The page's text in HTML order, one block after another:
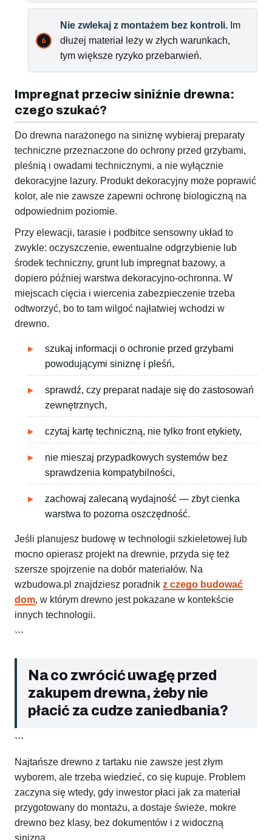
Nie zwlekaj z montażem bez kontroli. Im
dłużej materiał leży w złych warunkach,
tym większe ryzyko przebarwień.
Impregnat przeciw siniźnie drewna:
czego szukać?
Do drewna narażonego na siniznę wybieraj preparaty
techniczne przeznaczone do ochrony przed grzybami,
pleśnią i owadami technicznymi, a nie wyłącznie
dekoracyjne lazury. Produkt dekoracyjny może poprawić
kolor, ale nie zawsze zapewni ochronę biologiczną na
odpowiednim poziomie.
Przy elewacji, tarasie i podbitce sensowny układ to
zwykle: oczyszczenie, ewentualne odgrzybienie lub
środek techniczny, grunt lub impregnat bazowy, a
dopiero później warstwa dekoracyjno-ochronna. W
miejscach cięcia i wiercenia zabezpieczenie trzeba
odtworzyć, bo to tam wilgoć najłatwiej wchodzi w
drewno.
szukaj informacji o ochronie przed grzybami
powodującymi siniznę i pleśń,
sprawdź, czy preparat nadaje się do zastosowań
zewnętrznych,
czytaj kartę techniczną, nie tylko front etykiety,
nie mieszaj przypadkowych systemów bez
sprawdzenia kompatybilności,
zachowaj zalecaną wydajność — zbyt cienka
warstwa to pozorna oszczędność.
Jeśli planujesz budowę w technologii szkieletowej lub
mocno opierasz projekt na drewnie, przyda się też
szersze spojrzenie na dobór materiałów. Na
wzbudowa.pl znajdziesz poradnik z czego budować
dom, w którym drewno jest pokazane w kontekście
innych technologii.
```
Na co zwrócić uwagę przed
zakupem drewna, żeby nie
płacić za cudze zaniedbania?
```
Najtańsze drewno z tartaku nie zawsze jest złym
wyborem, ale trzeba wiedzieć, co się kupuje. Problem
zaczyna się wtedy, gdy inwestor płaci jak za materiał
przygotowany do montażu, a dostaje świeże, mokre
drewno bez klasy, bez dokumentów i z widoczną